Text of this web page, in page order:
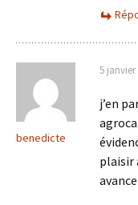
benedicte
5 janvier
j’en
plaisir